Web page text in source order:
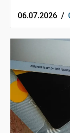
06.07.2026 /